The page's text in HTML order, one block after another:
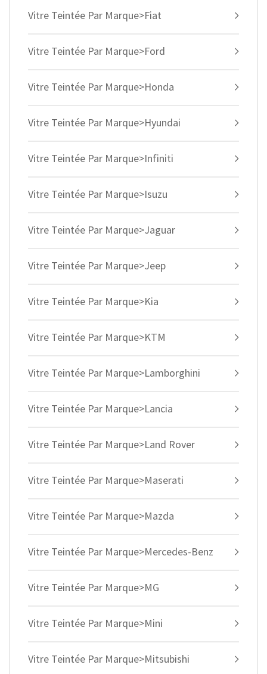
Vitre Teintée Par Marque>Fiat
Vitre Teintée Par Marque>Ford
Vitre Teintée Par Marque>Honda
Vitre Teintée Par Marque>Hyundai
Vitre Teintée Par Marque>Infiniti
Vitre Teintée Par Marque>Isuzu
Vitre Teintée Par Marque>Jaguar
Vitre Teintée Par Marque>Jeep
Vitre Teintée Par Marque>Kia
Vitre Teintée Par Marque>KTM
Vitre Teintée Par Marque>Lamborghini
Vitre Teintée Par Marque>Lancia
Vitre Teintée Par Marque>Land Rover
Vitre Teintée Par Marque>Maserati
Vitre Teintée Par Marque>Mazda
Vitre Teintée Par Marque>Mercedes-Benz
Vitre Teintée Par Marque>MG
Vitre Teintée Par Marque>Mini
Vitre Teintée Par Marque>Mitsubishi